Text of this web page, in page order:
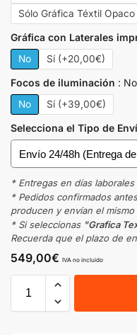
Sólo Gráfica Téxtil
Gráfica con Laterales
No Sí (+20,00€)
Focos de iluminación No
No Sí (+39,00€)
Selecciona el Tipo de
* Entregas en días
* Pedidos confirmados
producen y envían el mismo
* Si seleccionas "Grafica
Recuerda que el plazo de
549,00€ IVA no incluido